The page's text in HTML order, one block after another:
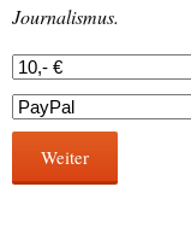
Journalismus.
Weiter